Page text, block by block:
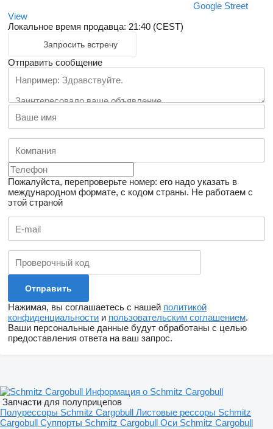
Google Street
View
Локальное время продавца: 21:40 (CEST)
Запросить встречу
Отправить сообщение
Пожалуйста, перепроверьте номер: его надо указать в
международном формате, с кодом страны. Не работаем с
этой страной
Нажимая, вы соглашаетесь с нашей политикой
конфиденциальности и пользовательским соглашением.
Ваши персональные данные будут обработаны с целью
предоставления ответа на ваш запрос.
Информация о Schmitz Cargobull
Запчасти для полуприцепов
Полурессоры Schmitz Cargobull Листовые рессоры Schmitz
Cargobull Суппорты Schmitz Cargobull Оси Schmitz Cargobull